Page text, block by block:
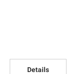
Anfang
Details